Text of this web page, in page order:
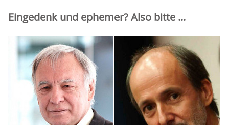
Eingedenk und ephemer? Also bitte ...